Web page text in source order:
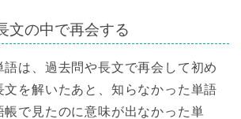
文の中で再会する
は、過去問や長文で再会して初め
文を解いたあと、知らなかった単語
帳で見たのに意味が出なかった単